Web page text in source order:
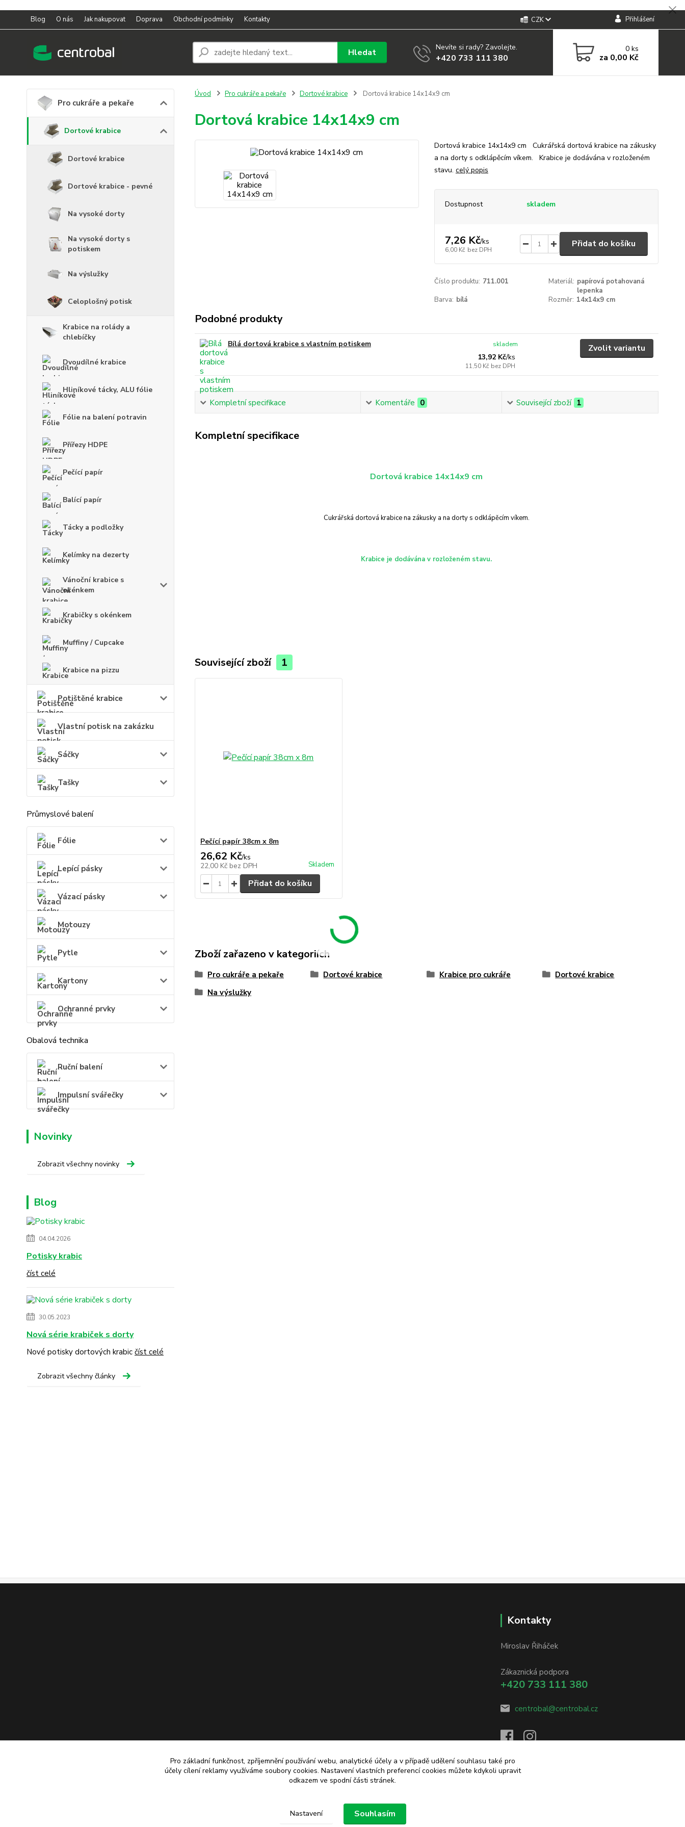
Blog O nás Jak nakupovat Doprava Obchodní podmínky Kontakty CZK Přihlášení
Hledat Nevíte si rady? Zavolejte.
+420 733 111 380
0ks
za 0,00 Kč
Pro cukráře a pekaře
Dortové krabice
Dortové krabice
Dortové krabice - pevné
Na vysoké dorty
Na vysoké dorty s
potiskem
Na výslužky
Celoplošný potisk
Krabice na rolády a
chlebíčky
Dvoudílné krabice
Hliníkové tácky, ALU fólie
Fólie na balení potravin
Přířezy HDPE
Pečící papír
Balící papír
Tácky a podložky
Kelímky na dezerty
Vánoční krabice s
okénkem
Krabičky s okénkem
Muffiny / Cupcake
Krabice na pizzu
Potištěné krabice
Vlastní potisk na zakázku
Sáčky
Tašky
Průmyslové balení
Fólie
Lepící pásky
Vázací pásky
Motouzy
Pytle
Kartony
Ochranné prvky
Obalová technika
Ruční balení
Impulsní svářečky
Novinky
Zobrazit všechny novinky
Blog
04.04.2026
Potisky krabic
číst celé
30.05.2023
Nová série krabiček s dorty
Nové potisky dortových krabic číst celé
Zobrazit všechny články
Úvod Pro cukráře a pekaře Dortové krabice Dortová krabice 14x14x9 cm
Dortová krabice 14x14x9 cm
Dortová krabice 14x14x9 cm Cukrářská dortová krabice na zákusky
a na dorty s odklápěcím víkem. Krabice je dodávána v rozloženém
stavu. celý popis
Dostupnost skladem
7,26 Kč/ks
6,00 Kč bez DPH
Přidat do košíku
Číslo produktu: 711.001 Materiál: papírová potahovaná
lepenka
Barva: bílá Rozměr: 14x14x9 cm
Podobné produkty
Bílá dortová krabice s vlastním potiskem
13,92 Kč/ks
11,50 Kč bez DPH
skladem Zvolit variantu
Kompletní specifikace Komentáře 0 Související zboží 1
Kompletní specifikace
Dortová krabice 14x14x9 cm
Cukrářská dortová krabice na zákusky a na dorty s odklápěcím víkem.
Krabice je dodávána v rozloženém stavu.
Související zboží 1
Pečící papír 38cm x 8m
26,62 Kč/ks
22,00 Kč bez DPH Skladem
Přidat do košíku
Zboží zařazeno v kategoriích
Pro cukráře a pekaře Dortové krabice Krabice pro cukráře
Dortové krabice
Na výslužky
Kontakty
Miroslav Řiháček
Zákaznická podpora
+420 733 111 380
centrobal@centrobal.cz
Pro základní funkčnost, zpříjemnění používání webu, analytické účely a v případě udělení souhlasu také pro
účely cílení reklamy využíváme soubory cookies. Nastavení vlastních preferencí cookies můžete kdykoli upravit
odkazem ve spodní části stránek.
Nastavení Souhlasím